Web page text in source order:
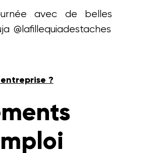
avec de belles
@lafillequiadestaches
?